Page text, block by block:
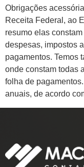
Obrigações
Receita Federal, ao
resumo elas
despesas, impostos
pagamentos. Temos
onde constam todas
folha de
anuais, de acordo